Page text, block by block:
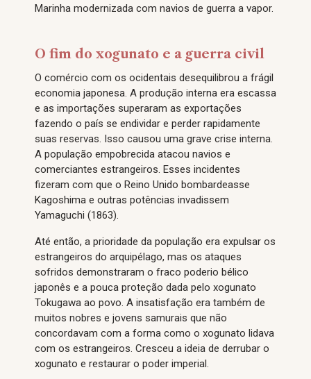
Marinha modernizada com navios de guerra a vapor.
O fim do xogunato e a guerra civil
O comércio com os ocidentais desequilibrou a frágil
economia japonesa. A produção interna era escassa
e as importações superaram as exportações
fazendo o país se endividar e perder rapidamente
suas reservas. Isso causou uma grave crise interna.
A população empobrecida atacou navios e
comerciantes estrangeiros. Esses incidentes
fizeram com que o Reino Unido bombardeasse
Kagoshima e outras potências invadissem
Yamaguchi (1863).
Até então, a prioridade da população era expulsar os
estrangeiros do arquipélago, mas os ataques
sofridos demonstraram o fraco poderio bélico
japonês e a pouca proteção dada pelo xogunato
Tokugawa ao povo. A insatisfação era também de
muitos nobres e jovens samurais que não
concordavam com a forma como o xogunato lidava
com os estrangeiros. Cresceu a ideia de derrubar o
xogunato e restaurar o poder imperial.